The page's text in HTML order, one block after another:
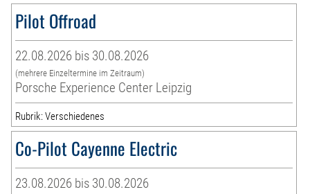
Pilot Offroad
22.08.2026 bis 30.08.2026
(mehrere Einzeltermine im Zeitraum)
Porsche Experience Center Leipzig
Rubrik: Verschiedenes
Co-Pilot Cayenne Electric
23.08.2026 bis 30.08.2026